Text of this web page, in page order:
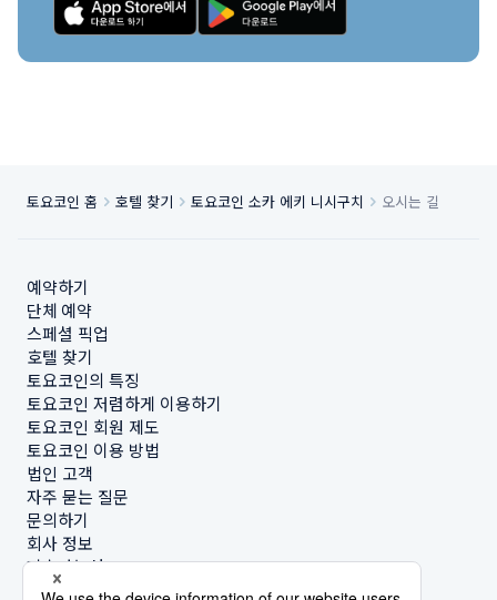
토요코인 홈 호텔 찾기 토요코인 소카 에키 니시구치 오시는 길
예약하기
단체 예약
스페셜 픽업
호텔 찾기
토요코인의 특징
토요코인 저렴하게 이용하기
토요코인 회원 제도
토요코인 이용 방법
법인 고객
자주 묻는 질문
문의하기
회사 정보
지속가능성